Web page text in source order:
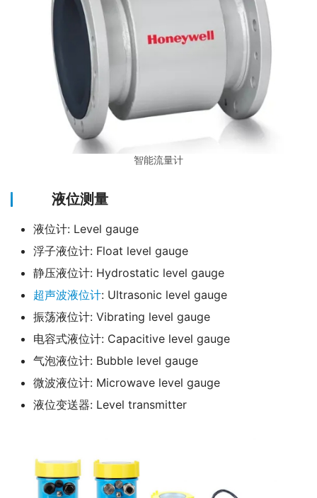
智能流量计
液位测量
液位计: Level gauge
浮子液位计: Float level gauge
静压液位计: Hydrostatic level gauge
超声波液位计: Ultrasonic level gauge
振荡液位计: Vibrating level gauge
电容式液位计: Capacitive level gauge
气泡液位计: Bubble level gauge
微波液位计: Microwave level gauge
液位变送器: Level transmitter